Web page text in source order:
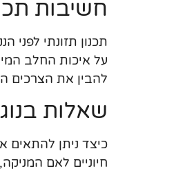
חשיבות
תכנון תזונתי
על איכות החלב
להבין את הצרכים
שאלות
כיצד ניתן להתאים
חיוניים לאם